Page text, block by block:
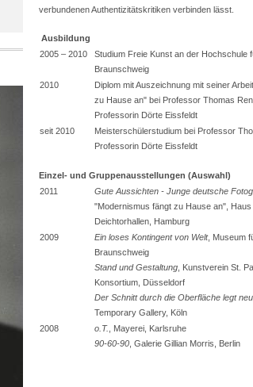
verbundenen Authentizitätskritiken verbinden lässt.
Ausbildung
2005 – 2010
Studium Freie Kunst an der Hochschule
Braunschweig
2010
Diplom mit Auszeichnung mit seiner
zu Hause an" bei Professor Thomas
Professorin Dörte Eissfeldt
seit 2010
Meisterschülerstudium bei Professor
Professorin Dörte Eissfeldt
Einzel- und Gruppenausstellungen (Auswahl)
2011
Gute Aussichten - Junge deutsche
"Modernismus fängt zu Hause an", Haus
Deichtorhallen, Hamburg
2009
Ein loses Kontingent von Welt, Museum
Braunschweig
Stand und Gestaltung , Kunstverein St.
Konsortium, Düsseldorf
Der Schnitt durch die Oberfläche legt
Temporary Gallery, Köln
2008
o.T. , Mayerei, Karlsruhe
90-60-90 , Galerie Gillian Morris, Berlin